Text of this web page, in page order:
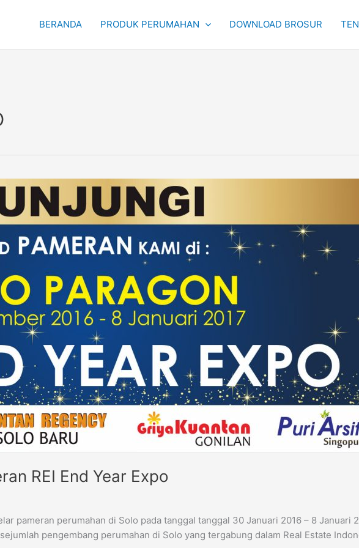
BERANDA PRODUK PERUMAHAN DOWNLOAD BROSUR
REI End Year Expo
pameran perumahan di Solo pada tanggal tanggal 30 Januari 2016 – 8 Januari
pengembang perumahan di Solo yang tergabung dalam Real Estate